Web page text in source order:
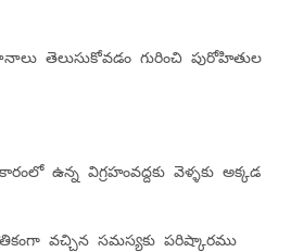
తెలుసుకోవడం గురించి పురోహితుల
ఉన్న విగ్రహంవద్దకు వెళ్ళకు అక్కడ
వచ్చిన సమస్యకు పరిష్కారము